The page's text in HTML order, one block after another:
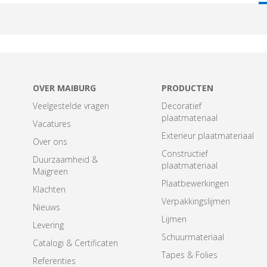
OVER MAIBURG
Veelgestelde vragen
Vacatures
Over ons
Duurzaamheid &
Maigreen
Klachten
Nieuws
Levering
Catalogi & Certificaten
Referenties
PRODUCTEN
Decoratief
plaatmateriaal
Exterieur plaatmateriaal
Constructief
plaatmateriaal
Plaatbewerkingen
Verpakkingslijmen
Lijmen
Schuurmateriaal
Tapes & Folies